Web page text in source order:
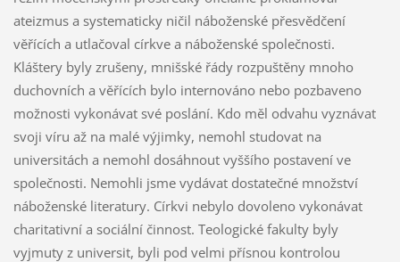
ateizmus a systematicky ničil náboženské přesvědčení
věřících a utlačoval církve a náboženské společnosti.
Kláštery byly zrušeny, mnišské řády rozpuštěny mnoho
duchovních a věřících bylo internováno nebo pozbaveno
možnosti vykonávat své poslání. Kdo měl odvahu vyznávat
svoji víru až na malé výjimky, nemohl studovat na
universitách a nemohl dosáhnout vyššího postavení ve
společnosti. Nemohli jsme vydávat dostatečné množství
náboženské literatury. Církvi nebylo dovoleno vykonávat
charitativní a sociální činnost. Teologické fakulty byly
vyjmuty z universit, byli pod velmi přísnou kontrolou